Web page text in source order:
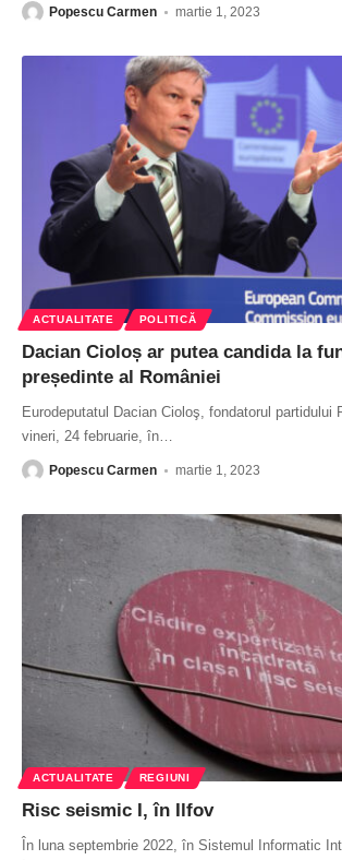
Popescu Carmen martie 1, 2023
ACTUALITATE POLITICĂ
Dacian Cioloș ar putea candida la
președinte al României
Eurodeputatul Dacian Cioloş, fondatorul partidului
vineri, 24 februarie, în…
Popescu Carmen martie 1, 2023
ACTUALITATE REGIUNI
Risc seismic I, în Ilfov
În luna septembrie 2022, în Sistemul Informatic